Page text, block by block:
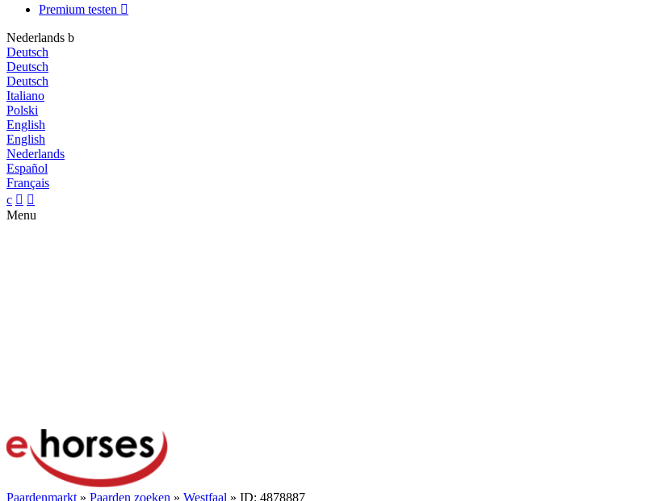
Premium testen 
Nederlands b
Deutsch
Deutsch
Deutsch
Italiano
Polski
English
English
Nederlands
Español
Français
c  
Menu
Paardenmarkt » Paarden zoeken » Westfaal » ID: 4878887